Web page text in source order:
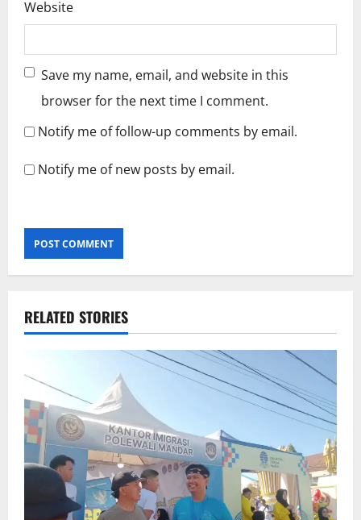
Website
Save my name, email, and website in this
browser for the next time I comment.
Notify me of follow-up comments by email.
Notify me of new posts by email.
RELATED STORIES